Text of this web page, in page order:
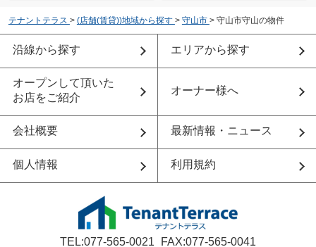
テナントテラス > (店舗(賃貸))地域から探す > 守山市 > 守山市守山の物件
沿線から探す エリアから探す
オープンして頂いた
お店をご紹介
オーナー様へ
会社概要 最新情報・ニュース
個人情報 利用規約
TEL:077-565-0021 FAX:077-565-0041